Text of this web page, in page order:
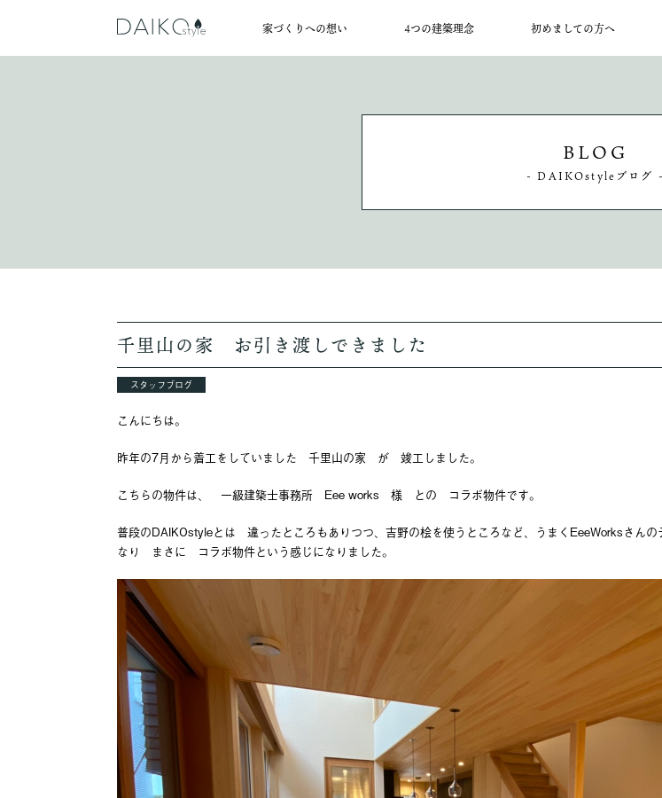
家づくりへの想い
HOUSE
4つの建築理念
POLICY
初めましての方へ
HELLO
ABOUT
BLOG
- DAIKOstyleブログ -
千里山の家 お引き渡しできました
スタッフブログ
こんにちは。
昨年の7月から着工をしていました 千里山の家 が 竣工しました。
こちらの物件は、 一級建築士事務所 Eee works 様 との コラボ物件です。
普段のDAIKOstyleとは 違ったところもありつつ、吉野の桧を使うところなど、うまくEeeWorksさん
なり まさに コラボ物件という感じになりました。